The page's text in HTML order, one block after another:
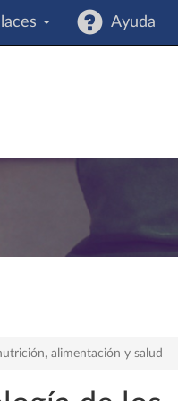
Ayuda
alimentación y salud